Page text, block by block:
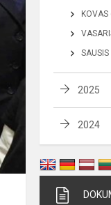
KOVAS
2025
2024